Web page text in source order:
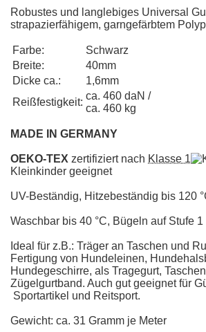
Robustes und langlebiges Universal
strapazierfähigem, garngefärbtem
Farbe:
Schwarz
Breite:
40mm
Dicke ca.:
1,6mm
Reißfestigkeit:
ca. 460 daN /
ca. 460 kg
MADE IN GERMANY
OEKO-TEX zertifiziert nach Klasse 1
Kleinkinder geeignet
UV-Beständig, Hitzebeständig bis 120
Waschbar bis 40 °C, Bügeln auf Stufe 1
Ideal für z.B.: Träger an Taschen und
Fertigung von Hundeleinen,
Hundegeschirre, als Tragegurt,
Zügelgurtband. Auch gut geeignet für
Sportartikel und Reitsport.
Gewicht: ca. 31 Gramm je Meter